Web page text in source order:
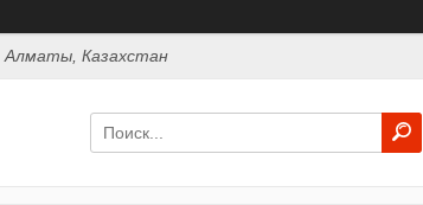
Алматы, Казахстан